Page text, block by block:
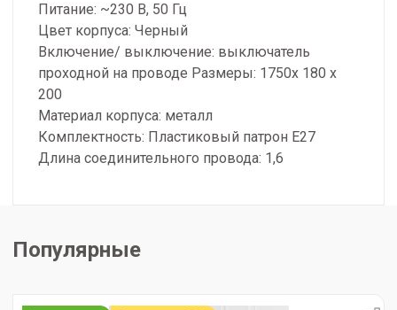
Питание: ~230 В, 50 Гц
Цвет корпуса: Черный
Включение/ выключение: выключатель
проходной на проводе Размеры: 1750х 180 х
200
Материал корпуса: металл
Комплектность: Пластиковый патрон Е27
Длина соединительного провода: 1,6
Популярные